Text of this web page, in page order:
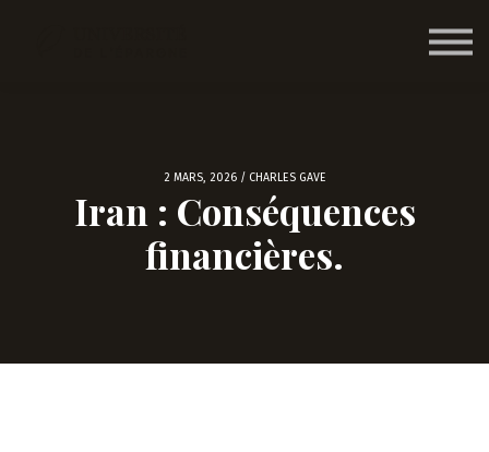
2 MARS, 2026 / CHARLES GAVE
Iran : Conséquences
financières.